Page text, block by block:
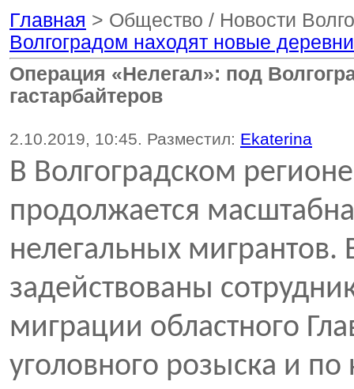
Главная > Общество / Новости
Волгоградом находят новые
Операция «Нелегал»: под
гастарбайтеров
2.10.2019, 10:45. Разместил: Ekaterina
В Волгоградском
продолжается
нелегальных
задействованы
миграции областного
уголовного розыска и